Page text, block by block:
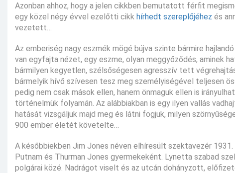
Azonban ahhoz, hogy a jelen cikkben bemutatott férfit
egy közel négy évvel ezelőtti cikk hírhedt szereplőjéhez és
vezetett…
Az emberiség nagy eszmék mögé bújva szinte bármire
van egyfajta nézet, egy eszme, olyan meggyőződés, aminek
bármilyen kegyetlen, szélsőségesen agresszív tett
bármelyik hívő szívesen tesz meg személyiségével teljesen
pedig nem csak mások ellen, hanem önmaguk ellen is
történelmük folyamán. Az alábbiakban is egy ilyen vallás
hatását vizsgáljuk majd meg és látni fogjuk, milyen
900 ember életét követelte…
A későbbiekben Jim Jones néven elhíresült szektavezér
Putnam és Thurman Jones gyermekeként. Lynetta szabad
polgárai közé. Nadrágot viselt és az utcán dohányzott,